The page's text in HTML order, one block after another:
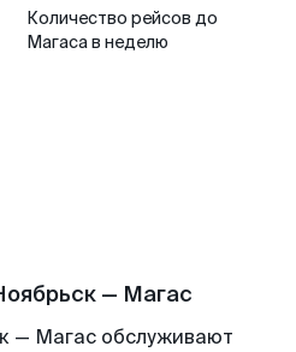
Количество рейсов до
Магаса в неделю
— Магас
— Магас обслуживают